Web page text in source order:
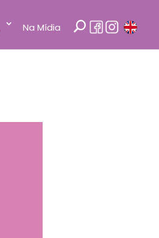
Na Mídia